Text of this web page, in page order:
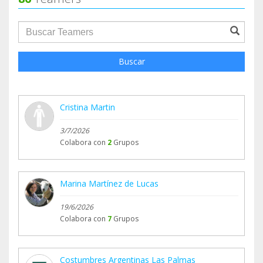
groupProfile.searchForm.search.text???
Buscar
Cristina Martin
3/7/2026
Colabora con 2 Grupos
Marina Martínez de Lucas
19/6/2026
Colabora con 7 Grupos
Costumbres Argentinas Las Palmas